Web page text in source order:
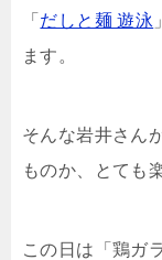
「 だしと麺 遊泳
ます。
そんな岩井さん
ものか、とても
この日は「鶏ガ